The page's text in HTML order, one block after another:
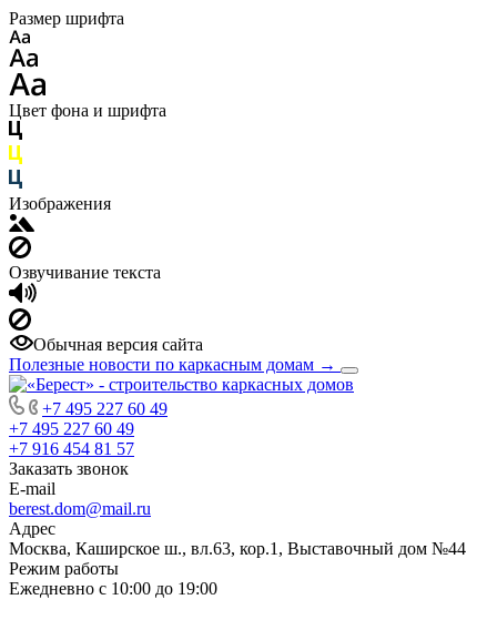
Размер шрифта
Цвет фона и шрифта
Изображения
Озвучивание текста
Обычная версия сайта
Полезные новости по каркасным домам →
+7 495 227 60 49
+7 495 227 60 49
+7 916 454 81 57
Заказать звонок
E-mail
berest.dom@mail.ru
Адрес
Москва, Каширское ш., вл.63, кор.1, Выставочный дом №44
Режим работы
Ежедневно с 10:00 до 19:00